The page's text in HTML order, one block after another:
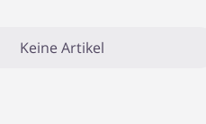
Keine Artikel